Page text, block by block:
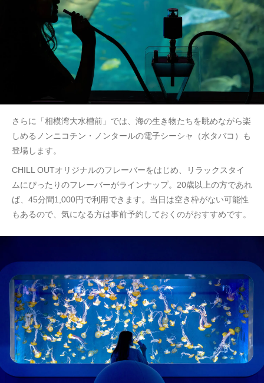
さらに「相模湾大水槽前」では、海の生き物たちを眺めながら楽
しめるノンニコチン・ノンタールの電子シーシャ（水タバコ）も
登場します。
CHILL OUTオリジナルのフレーバーをはじめ、リラックスタイ
ムにぴったりのフレーバーがラインナップ。20歳以上の方であれ
ば、45分間1,000円で利用できます。当日は空き枠がない可能性
もあるので、気になる方は事前予約しておくのがおすすめです。